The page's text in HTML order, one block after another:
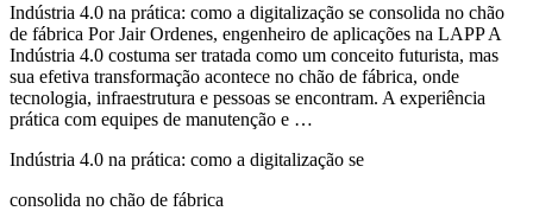
Indústria 4.0 na prática: como a digitalização se consolida no chão
de fábrica Por Jair Ordenes, engenheiro de aplicações na LAPP A
Indústria 4.0 costuma ser tratada como um conceito futurista, mas
sua efetiva transformação acontece no chão de fábrica, onde
tecnologia, infraestrutura e pessoas se encontram. A experiência
prática com equipes de manutenção e …
Indústria 4.0 na prática: como a digitalização se
consolida no chão de fábrica